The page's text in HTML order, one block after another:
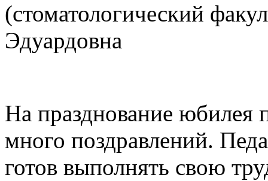
(стоматологический
Эдуардовна
На празднование юбилея
много поздравлений.
готов выполнять свою